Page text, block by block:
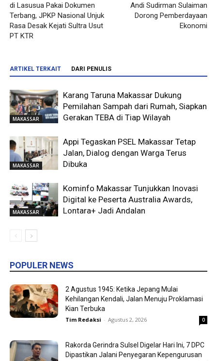
di Lasusua Pakai Dokumen
Terbang, JPKP Nasional Unjuk
Rasa Desak Kejati Sultra Usut
PT KTR
Andi Sudirman Sulaiman
Dorong Pemberdayaan
Ekonomi
ARTIKEL TERKAIT DARI PENULIS
MAKASSAR
Karang Taruna Makassar Dukung
Pemilahan Sampah dari Rumah, Siapkan
Gerakan TEBA di Tiap Wilayah
MAKASSAR
Appi Tegaskan PSEL Makassar Tetap
Jalan, Dialog dengan Warga Terus
Dibuka
MAKASSAR
Kominfo Makassar Tunjukkan Inovasi
Digital ke Peserta Australia Awards,
Lontara+ Jadi Andalan
POPULER NEWS
2 Agustus 1945: Ketika Jepang Mulai
Kehilangan Kendali, Jalan Menuju Proklamasi
Kian Terbuka
Tim Redaksi - Agustus 2, 2026 0
Rakorda Gerindra Sulsel Digelar Hari Ini, 7 DPC
Dipastikan Jalani Penyegaran Kepengurusan